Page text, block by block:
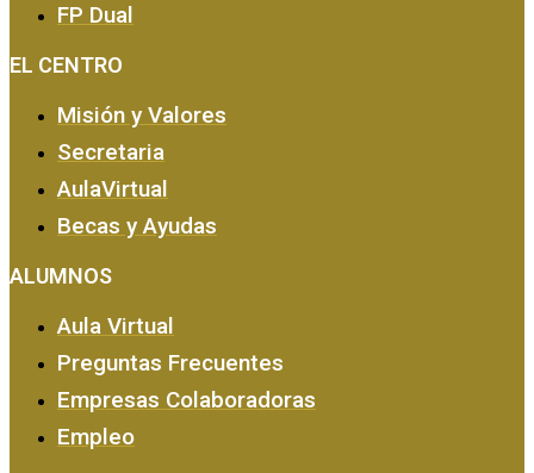
FP Dual
EL CENTRO
Misión y Valores
Secretaria
AulaVirtual
Becas y Ayudas
ALUMNOS
Aula Virtual
Preguntas Frecuentes
Empresas Colaboradoras
Empleo